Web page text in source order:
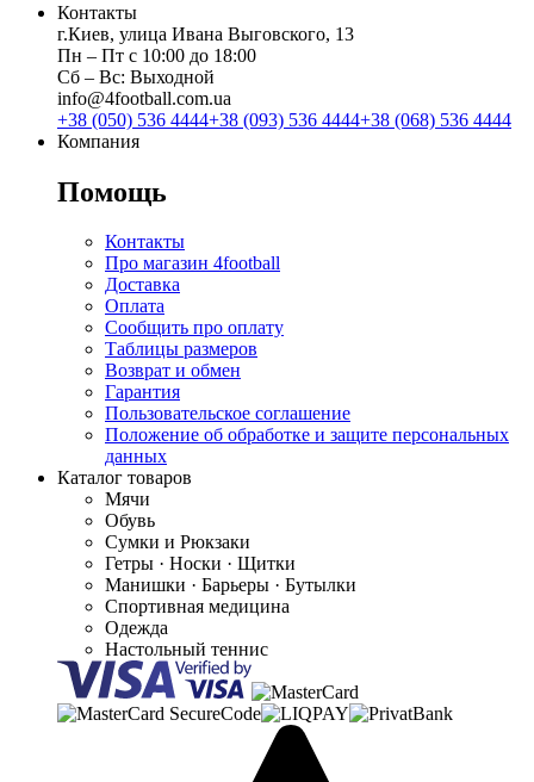
Контакты
г.Киев, улица Ивана Выговского, 13
Пн ‒ Пт с 10:00 до 18:00
Сб ‒ Вс: Выходной
info@4football.com.ua
+38 (050) 536 4444+38 (093) 536 4444+38 (068) 536 4444
Компания
Помощь
Контакты
Про магазин 4football
Доставка
Оплата
Сообщить про оплату
Таблицы размеров
Возврат и обмен
Гарантия
Пользовательское соглашение
Положение об обработке и защите персональных
данных
Каталог товаров
Мячи
Обувь
Сумки и Рюкзаки
Гетры · Носки · Щитки
Манишки · Барьеры · Бутылки
Спортивная медицина
Одежда
Настольный теннис